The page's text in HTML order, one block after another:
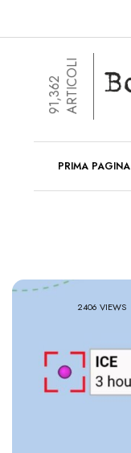
91,362ARTICOLI
PRIMA PAGINA
2406 VIEWS